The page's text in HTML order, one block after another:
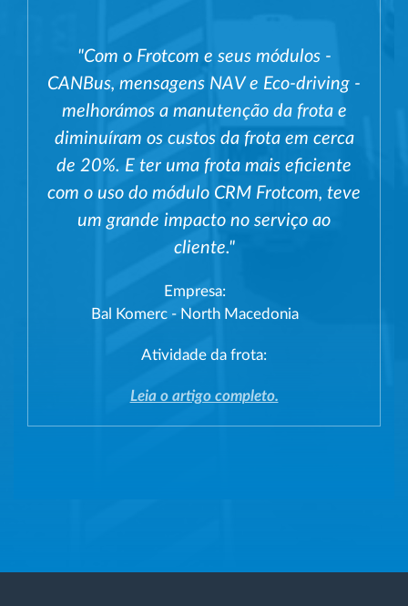
"Com o Frotcom e seus módulos -
CANBus, mensagens NAV e Eco-driving -
melhorámos a manutenção da frota e
diminuíram os custos da frota em cerca
de 20%. E ter uma frota mais eficiente
com o uso do módulo CRM Frotcom, teve
um grande impacto no serviço ao
cliente."
Empresa:
Bal Komerc - North Macedonia
Atividade da frota:
Leia o artigo completo.